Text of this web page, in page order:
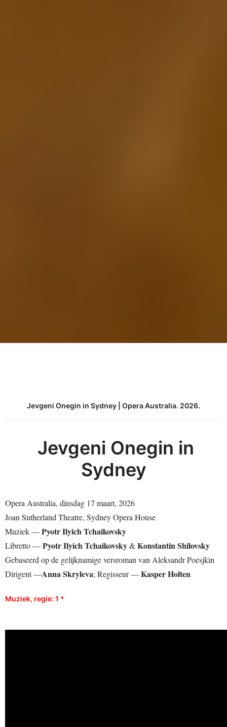
Jevgeni Onegin in Sydney | Opera Australia. 2026.
Jevgeni Onegin in
Sydney
Opera Australia, dinsdag 17 maart, 2026
Joan Sutherland Theatre, Sydney Opera House
Muziek —Pyotr Ilyich Tchaikovsky
Libretto —Pyotr Ilyich Tchaikovsky&Konstantin Shilovsky
Gebaseerd op de gelijknamige versroman van Aleksandr Poesjkin
Dirigent —Anna Skryleva; Regisseur —Kasper Holten
Muziek, regie: 1 *